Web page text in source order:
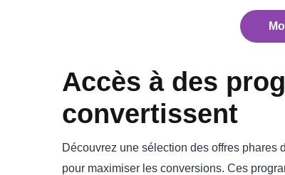
Accès à des
convertissent
Découvrez une sélection des offres phares
pour maximiser les conversions. Ces